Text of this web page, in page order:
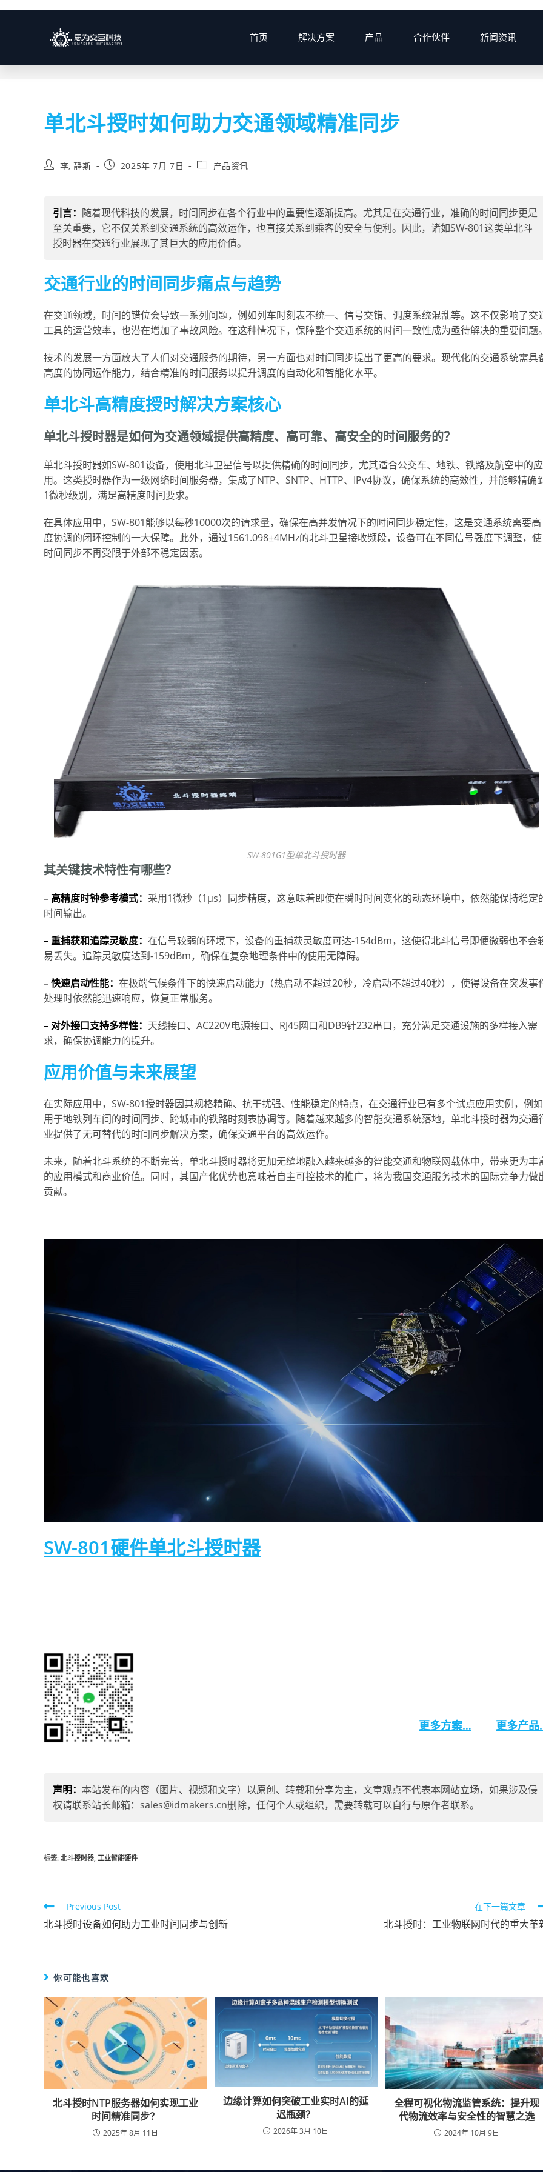
首页 解决方案 产品 合作伙伴 新闻资讯
博客
单北斗授时如何助力交通领域精准同步
李, 静斯 2025年 7月 7日 产品资讯
引言： 随着现代科技的发展，时间同步在各个行业中的重要性逐渐提高。尤其是在交通行业，准确的时间同步更是
至关重要，它不仅关系到交通系统的高效运作，也直接关系到乘客的安全与便利。因此，诸如SW-801这类单北斗
授时器在交通行业展现了其巨大的应用价值。
交通行业的时间同步痛点与趋势
在交通领域，时间的错位会导致一系列问题，例如列车时刻表不统一、信号交错、调度系统混乱等。这不仅影响了交
工具的运营效率，也潜在增加了事故风险。在这种情况下，保障整个交通系统的时间一致性成为亟待解决的重要问题
技术的发展一方面放大了人们对交通服务的期待，另一方面也对时间同步提出了更高的要求。现代化的交通系统需具
高度的协同运作能力，结合精准的时间服务以提升调度的自动化和智能化水平。
单北斗高精度授时解决方案核心
单北斗授时器是如何为交通领域提供高精度、高可靠、高安全的时间服务的？
单北斗授时器如SW-801设备，使用北斗卫星信号以提供精确的时间同步，尤其适合公交车、地铁、铁路及航空中的应
用。这类授时器作为一级网络时间服务器，集成了NTP、SNTP、HTTP、IPv4协议，确保系统的高效性，并能够精确
1微秒级别，满足高精度时间要求。
在具体应用中，SW-801能够以每秒10000次的请求量，确保在高并发情况下的时间同步稳定性，这是交通系统需要高
度协调的闭环控制的一大保障。此外，通过1561.098±4MHz的北斗卫星接收频段，设备可在不同信号强度下调整，使
时间同步不再受限于外部不稳定因素。
SW-801G1型单北斗授时器
其关键技术特性有哪些？
– 高精度时钟参考模式： 采用1微秒（1µs）同步精度，这意味着即使在瞬时时间变化的动态环境中，依然能保持稳定
时间输出。
– 重捕获和追踪灵敏度： 在信号较弱的环境下，设备的重捕获灵敏度可达-154dBm，这使得北斗信号即便微弱也不会
易丢失。追踪灵敏度达到-159dBm，确保在复杂地理条件中的使用无障碍。
– 快速启动性能： 在极端气候条件下的快速启动能力（热启动不超过20秒，冷启动不超过40秒），使得设备在突发事
处理时依然能迅速响应，恢复正常服务。
– 对外接口支持多样性： 天线接口、AC220V电源接口、RJ45网口和DB9针232串口，充分满足交通设施的多样接入需
求，确保协调能力的提升。
应用价值与未来展望
在实际应用中，SW-801授时器因其规格精确、抗干扰强、性能稳定的特点，在交通行业已有多个试点应用实例，例如
用于地铁列车间的时间同步、跨城市的铁路时刻表协调等。随着越来越多的智能交通系统落地，单北斗授时器为交通
业提供了无可替代的时间同步解决方案，确保交通平台的高效运作。
未来，随着北斗系统的不断完善，单北斗授时器将更加无缝地融入越来越多的智能交通和物联网载体中，带来更为丰
的应用模式和商业价值。同时，其国产化优势也意味着自主可控技术的推广，将为我国交通服务技术的国际竞争力做
贡献。
SW-801硬件单北斗授时器
更多方案… 更多产
声明： 本站发布的内容（图片、视频和文字）以原创、转载和分享为主，文章观点不代表本网站立场，如果涉及侵
权请联系站长邮箱：sales@idmakers.cn删除，任何个人或组织，需要转载可以自行与原作者联系。
标签: 北斗授时器, 工业智能硬件
Previous Post
北斗授时设备如何助力工业时间同步与创新
在下一篇文章
北斗授时：工业物联网时代的重大革
你可能也喜欢
北斗授时NTP服务器如何实现工业
时间精准同步？
2025年 8月 11日
边缘计算如何突破工业实时AI的延
迟瓶颈？
2026年 3月 10日
全程可视化物流监管系统：提升现
代物流效率与安全性的智慧之选
2024年 10月 9日